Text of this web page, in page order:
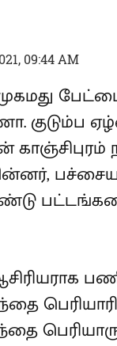
09:44 AM
குடும்ப
காஞ்சிபுரம்